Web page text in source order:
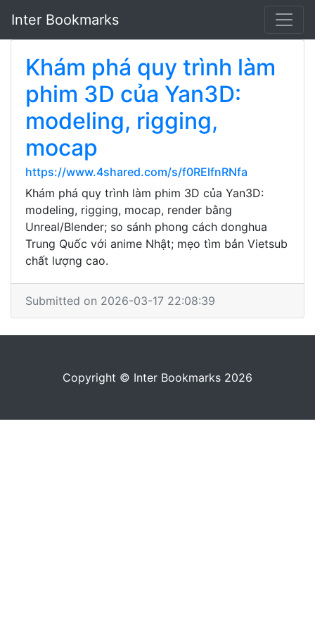
Inter Bookmarks
Khám phá quy trình làm
phim 3D của Yan3D:
modeling, rigging,
mocap
https://www.4shared.com/s/f0RElfnRNfa
Khám phá quy trình làm phim 3D của Yan3D:
modeling, rigging, mocap, render bằng
Unreal/Blender; so sánh phong cách donghua
Trung Quốc với anime Nhật; mẹo tìm bản Vietsub
chất lượng cao.
Submitted on 2026-03-17 22:08:39
Copyright © Inter Bookmarks 2026